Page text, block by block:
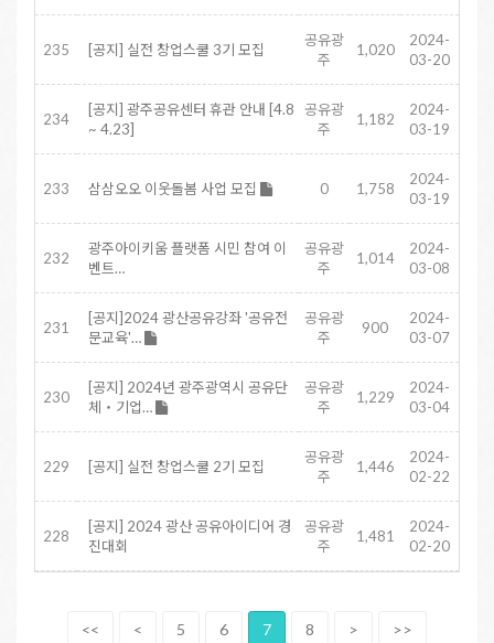
235 [공지] 실전 창업스쿨 3기 모집
공유광
주
1,020
2024-
03-20
234
[공지] 광주공유센터 휴관 안내 [4.8
~ 4.23]
공유광
주
1,182
2024-
03-19
233 삼삼오오 이웃돌봄 사업 모집 0 1,758
2024-
03-19
232
광주아이키움 플랫폼 시민 참여 이
벤트…
공유광
주
1,014
2024-
03-08
231
[공지]2024 광산공유강좌 '공유전
문교육'…
공유광
주
900
2024-
03-07
230
[공지] 2024년 광주광역시 공유단
체‧기업…
공유광
주
1,229
2024-
03-04
229 [공지] 실전 창업스쿨 2기 모집
공유광
주
1,446
2024-
02-22
228
[공지] 2024 광산 공유아이디어 경
진대회
공유광
주
1,481
2024-
02-20
<< < 5 6 7 8 > >>